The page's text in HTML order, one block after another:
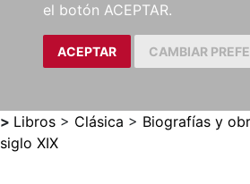
el botón ACEPTAR.
ACEPTAR CAMBIAR
> Libros > Clásica > Biografías y
siglo XIX